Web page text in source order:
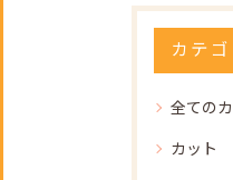
カテゴ
全ての
カット